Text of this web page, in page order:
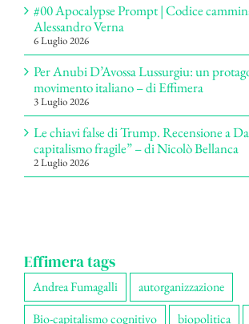
#00 Apocalypse Prompt | Codice
Alessandro Verna
6 Luglio 2026
Per Anubi D’Avossa Lussurgiu: un
movimento italiano – di Effimera
3 Luglio 2026
Le chiavi false di Trump. Recensione a
capitalismo fragile” – di Nicolò Bellanca
2 Luglio 2026
Effimera tags
Andrea Fumagalli
autorganizzazione
Bio-capitalismo cognitivo
biopolitica